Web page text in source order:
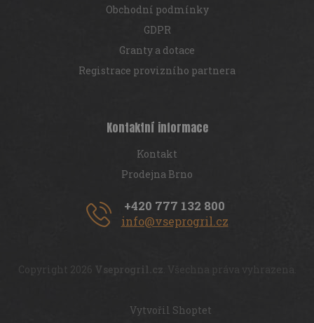
Obchodní podmínky
GDPR
Granty a dotace
Registrace provizního partnera
Kontaktní informace
Kontakt
Prodejna Brno
+420 777 132 800
info@vseprogril.cz
Vytvořil Shoptet
Copyright 2026 Vseprogril.cz . Všechna práva vyhrazena.